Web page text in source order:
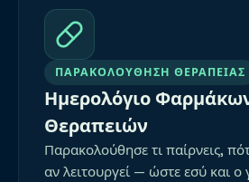
ΠΑΡΑΚΟΛΟΎΘΗΣΗ ΘΕΡΑΠΕΊΑΣ
Ημερολόγιο
Θεραπειών
Παρακολούθησε τι παίρνεις,
αν λειτουργεί — ώστε εσύ και ο